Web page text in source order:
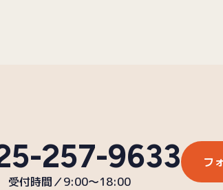
257-9633
受付時間／9:00〜18:00
フ